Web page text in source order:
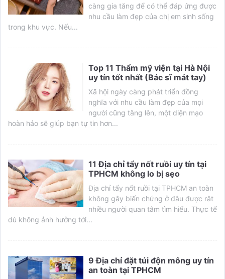
càng gia tăng để có thể đáp ứng được
nhu cầu làm đẹp của chị em sinh sống
trong khu vực. Nếu...
Top 11 Thẩm mỹ viện tại Hà Nội
uy tín tốt nhất (Bác sĩ mát tay)
Xã hội ngày càng phát triển đồng
nghĩa với nhu cầu làm đẹp của mọi
người cũng tăng lên, một diện mạo
hoàn hảo sẽ giúp bạn tự tin hơn...
11 Địa chỉ tẩy nốt ruồi uy tín tại
TPHCM không lo bị sẹo
Địa chỉ tẩy nốt ruồi tại TPHCM an toàn
không gây biến chứng ở đâu được rât
nhiều người quan tâm tìm hiểu. Thực tế
dù không ảnh hưởng tới...
9 Địa chỉ đặt túi độn mông uy tín
an toàn tại TPHCM